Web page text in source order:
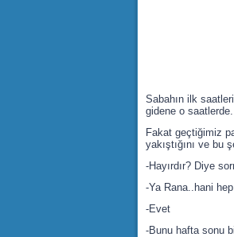
Sabahın ilk
gidene o saatlerde.
Fakat geçtiğimiz
yakıştığını ve bu
-Hayırdır? Diye
-Ya Rana..hani
-Evet
-Bunu hafta sonu